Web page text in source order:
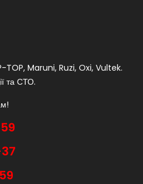
TOP, Maruni, Ruzi, Oxi, Vultek.
та СТО.